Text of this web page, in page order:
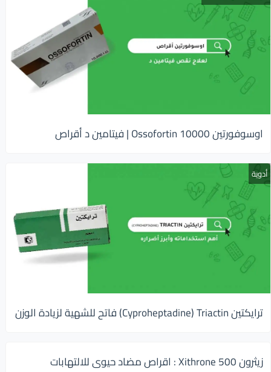
اوسوفورتين 10000 Ossofortin | فيتامين د أقراص
أدوية
ترايكتين Cyproheptadine) Triactin) فاتح للشهية لزيادة الوزن
زيثرون 500 Xithrone : اقراص مضاد حيوى للالتهابات